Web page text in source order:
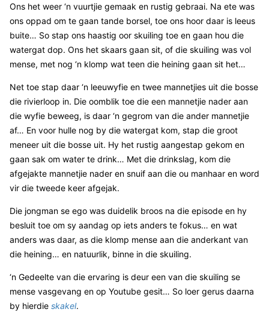
Ons het weer ‘n vuurtjie gemaak en rustig gebraai. Na ete was
ons oppad om te gaan tande borsel, toe ons hoor daar is leeus
buite… So stap ons haastig oor skuiling toe en gaan hou die
watergat dop. Ons het skaars gaan sit, of die skuiling was vol
mense, met nog ‘n klomp wat teen die heining gaan sit het…
Net toe stap daar ‘n leeuwyfie en twee mannetjies uit die bosse
die rivierloop in. Die oomblik toe die een mannetjie nader aan
die wyfie beweeg, is daar ‘n gegrom van die ander mannetjie
af… En voor hulle nog by die watergat kom, stap die groot
meneer uit die bosse uit. Hy het rustig aangestap gekom en
gaan sak om water te drink… Met die drinkslag, kom die
afgejakte mannetjie nader en snuif aan die ou manhaar en word
vir die tweede keer afgejak.
Die jongman se ego was duidelik broos na die episode en hy
besluit toe om sy aandag op iets anders te fokus… en wat
anders was daar, as die klomp mense aan die anderkant van
die heining… en natuurlik, binne in die skuiling.
‘n Gedeelte van die ervaring is deur een van die skuiling se
mense vasgevang en op Youtube gesit… So loer gerus daarna
by hierdie skakel.